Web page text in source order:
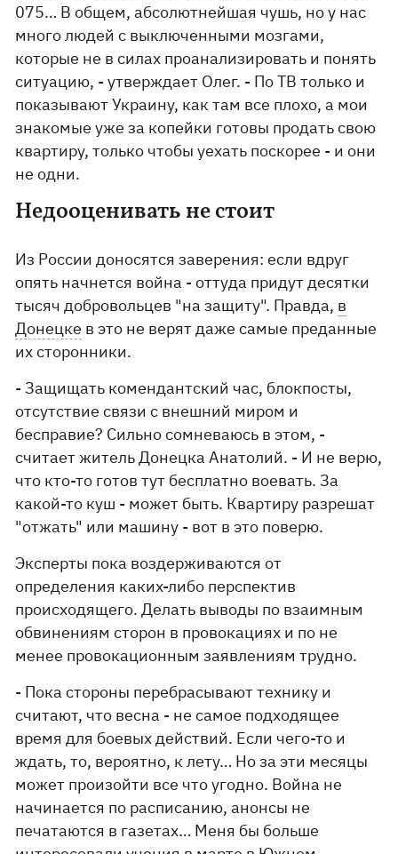
075… В общем, абсолютнейшая чушь, но у нас
много людей с выключенными мозгами,
которые не в силах проанализировать и понять
ситуацию, - утверждает Олег. - По ТВ только и
показывают Украину, как там все плохо, а мои
знакомые уже за копейки готовы продать свою
квартиру, только чтобы уехать поскорее - и они
не одни.
Недооценивать не стоит
Из России доносятся заверения: если вдруг
опять начнется война - оттуда придут десятки
тысяч добровольцев "на защиту". Правда, в
Донецке в это не верят даже самые преданные
их сторонники.
- Защищать комендантский час, блокпосты,
отсутствие связи с внешний миром и
бесправие? Сильно сомневаюсь в этом, -
считает житель Донецка Анатолий. - И не верю,
что кто-то готов тут бесплатно воевать. За
какой-то куш - может быть. Квартиру разрешат
"отжать" или машину - вот в это поверю.
Эксперты пока воздерживаются от
определения каких-либо перспектив
происходящего. Делать выводы по взаимным
обвинениям сторон в провокациях и по не
менее провокационным заявлениям трудно.
- Пока стороны перебрасывают технику и
считают, что весна - не самое подходящее
время для боевых действий. Если чего-то и
ждать, то, вероятно, к лету… Но за эти месяцы
может произойти все что угодно. Война не
начинается по расписанию, анонсы не
печатаются в газетах… Меня бы больше